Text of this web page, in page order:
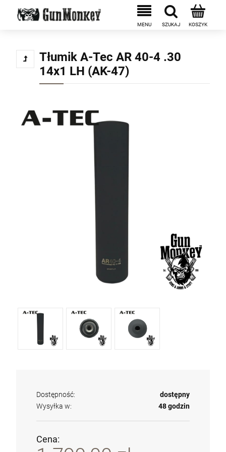
Tłumik A-Tec AR 40-4 .30
14x1 LH (AK-47)
Dostępność:
dostępny
Wysyłka w:
48 godzin
Cena: